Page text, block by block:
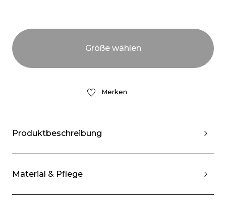
Merken
Produktbeschreibung
Material & Pflege